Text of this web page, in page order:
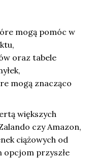
mogą pomóc w
oraz tabele
mogą znacząco
większych
czy Amazon,
ciążowych od
opcjom przyszłe